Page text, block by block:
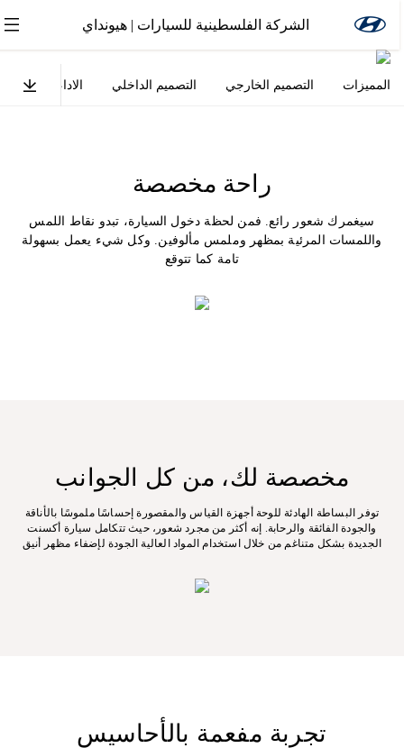
الشركة الفلسطينية للسيارات | هيونداي
المميزات التصميم الخارجي التصميم الداخلي الاداء
راحة مخصصة
سيغمرك شعور رائع. فمن لحظة دخول السيارة، تبدو نقاط اللمس
واللمسات المرئية بمظهر وملمس مألوفين. وكل شيء يعمل بسهولة
تامة كما تتوقع
مخصصة لك، من كل الجوانب
توفر البساطة الهادئة للوحة أجهزة القياس والمقصورة إحساسًا ملموسًا بالأناقة
والجودة الفائقة والرحابة. إنه أكثر من مجرد شعور، حيث تتكامل سيارة أكسنت
الجديدة بشكل متناغم من خلال استخدام المواد العالية الجودة لإضفاء مظهر أنيق
تجربة مفعمة بالأحاسيس